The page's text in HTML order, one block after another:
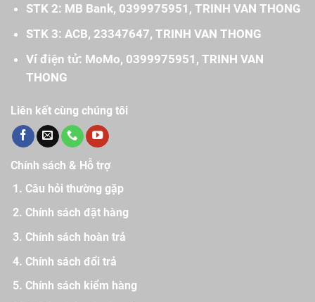
STK 2: MB Bank, 0399975951, TRINH VAN THONG
STK 3: ACB, 23347647, TRINH VAN THONG
Ví điện tử: MoMo, 0399975951, TRINH VAN
THONG
Liên kết cùng chúng tôi
Chính sách & Hỗ trợ
Câu hỏi thường gặp
Chính sách đặt hàng
Chính sách hoàn trả
Chính sách đổi trả
Chính sách kiểm hàng